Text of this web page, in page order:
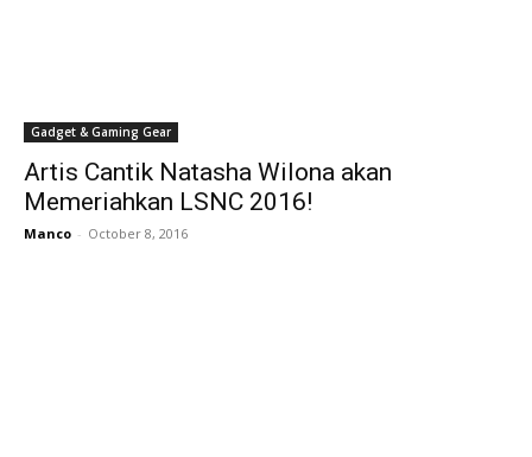
Gadget & Gaming Gear
Artis Cantik Natasha Wilona akan
Memeriahkan LSNC 2016!
Manco - October 8, 2016